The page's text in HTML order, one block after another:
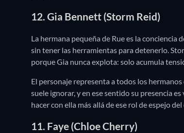
12. Gia Bennett (Storm Reid)
La hermana pequeña de Rue es la conciencia
sin tener las herramientas para detenerlo.
porque Gia nunca explota: solo acumula
El personaje representa a todos los
suele ignorar, y en ese sentido su presencia
hacer con ella más allá de ese rol de espejo del
11. Faye (Chloe Cherry)